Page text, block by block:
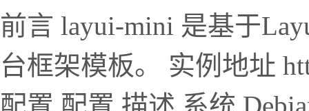
前言 layui-mini 是基于
台框架模板。 实例地址